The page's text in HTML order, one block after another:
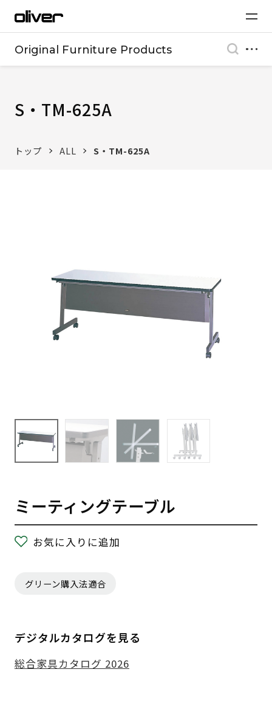
Original Furniture Products
S・TM-625A
トップ ALL S・TM-625A
ミーティングテーブル
お気に入りに追加
グリーン購入法適合
デジタルカタログを見る
総合家具カタログ 2026